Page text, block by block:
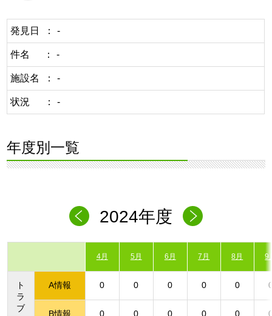
発見日 -
件名 -
施設名 -
状況 -
年度別一覧
2024年度
4月 5月 6月 7月 8月 9
ト
ラ
ブ
A情報 0 0 0 0 0
B情報 0 0 0 0 0